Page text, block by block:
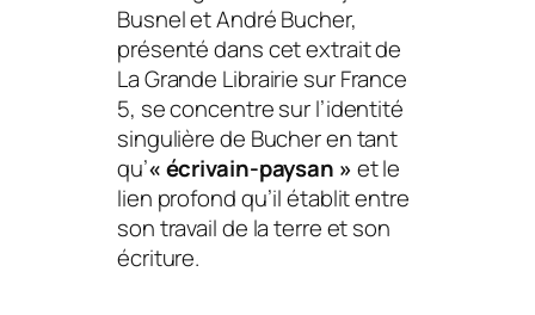
Busnel et André Bucher,
présenté dans cet extrait de
La Grande Librairie sur France
5, se concentre sur l’identité
singulière de Bucher en tant
qu’« écrivain-paysan » et le
lien profond qu’il établit entre
son travail de la terre et son
écriture.